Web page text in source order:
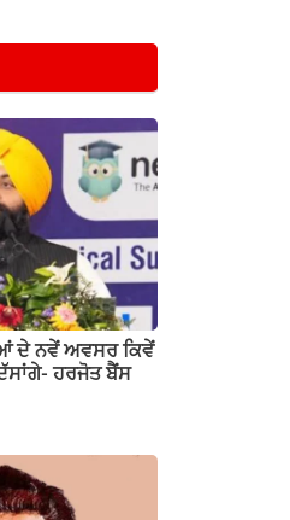
ਦੇ ਨਵੇਂ ਅਵਸਰ ਕਿਵੇਂ
ਹਰਜੋਤ ਬੈਂਸ